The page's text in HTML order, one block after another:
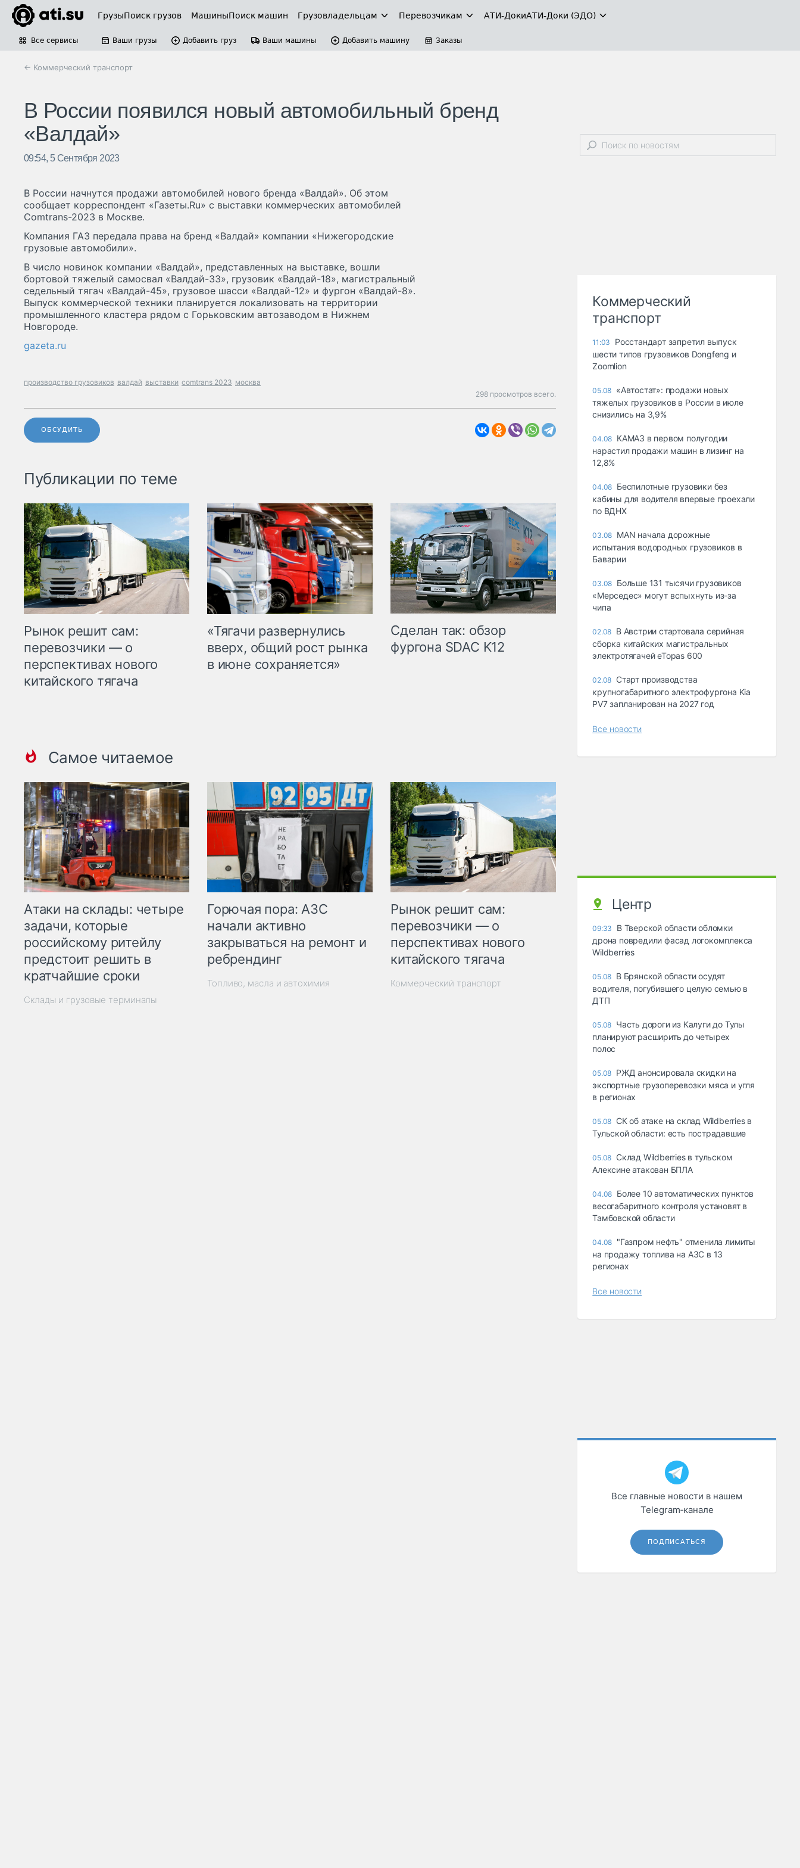
ГрузыПоиск грузов МашиныПоиск машин Грузовладельцам Перевозчикам АТИ-ДокиАТИ-Доки (ЭДО)
Все сервисы Ваши грузы Добавить груз Ваши машины Добавить машину Заказы
← Коммерческий транспорт
В России появился новый автомобильный бренд
«Валдай»
09:54, 5 Сентября 2023
В России начнутся продажи автомобилей нового бренда «Валдай». Об этом
сообщает корреспондент «Газеты.Ru» с выставки коммерческих автомобилей
Comtrans-2023 в Москве.
Компания ГАЗ передала права на бренд «Валдай» компании «Нижегородские
грузовые автомобили».
В число новинок компании «Валдай», представленных на выставке, вошли
бортовой тяжелый самосвал «Валдай-33», грузовик «Валдай-18», магистральный
седельный тягач «Валдай-45», грузовое шасси «Валдай-12» и фургон «Валдай-8».
Выпуск коммерческой техники планируется локализовать на территории
промышленного кластера рядом с Горьковским автозаводом в Нижнем
Новгороде.
gazeta.ru
производство грузовиков валдай выставки comtrans 2023 москва
298 просмотров всего.
ОБСУДИТЬ
Публикации по теме
Рынок решит сам:
перевозчики — о
перспективах нового
китайского тягача
«Тягачи развернулись
вверх, общий рост рынка
в июне сохраняется»
Сделан так: обзор
фургона SDAC K12
Самое читаемое
Атаки на склады: четыре
задачи, которые
российскому ритейлу
предстоит решить в
кратчайшие сроки
Склады и грузовые терминалы
Горючая пора: АЗС
начали активно
закрываться на ремонт и
ребрендинг
Топливо, масла и автохимия
Рынок решит сам:
перевозчики — о
перспективах нового
китайского тягача
Коммерческий транспорт
Коммерческий
транспорт
11:03
Росстандарт запретил выпуск
шести типов грузовиков Dongfeng и
Zoomlion
05.08 «Автостат»: продажи новых
тяжелых грузовиков в России в июле
снизились на 3,9%
04.08 КАМАЗ в первом полугодии
нарастил продажи машин в лизинг на
12,8%
04.08 Беспилотные грузовики без
кабины для водителя впервые проехали
по ВДНХ
03.08 MAN начала дорожные
испытания водородных грузовиков в
Баварии
03.08 Больше 131 тысячи грузовиков
«Мерседес» могут вспыхнуть из-за
чипа
02.08 В Австрии стартовала серийная
сборка китайских магистральных
электротягачей eTopas 600
02.08 Старт производства
крупногабаритного электрофургона Kia
PV7 запланирован на 2027 год
Все новости
Центр
09:33
В Тверской области обломки
дрона повредили фасад логокомплекса
Wildberries
05.08 В Брянской области осудят
водителя, погубившего целую семью в
ДТП
05.08 Часть дороги из Калуги до Тулы
планируют расширить до четырех
полос
05.08 РЖД анонсировала скидки на
экспортные грузоперевозки мяса и угля
в регионах
05.08 СК об атаке на склад Wildberries в
Тульской области: есть пострадавшие
05.08 Склад Wildberries в тульском
Алексине атакован БПЛА
04.08 Более 10 автоматических пунктов
весогабаритного контроля установят в
Тамбовской области
04.08 "Газпром нефть" отменила лимиты
на продажу топлива на АЗС в 13
регионах
Все новости
Все главные новости в нашем
Telegram‑канале
ПОДПИСАТЬСЯ